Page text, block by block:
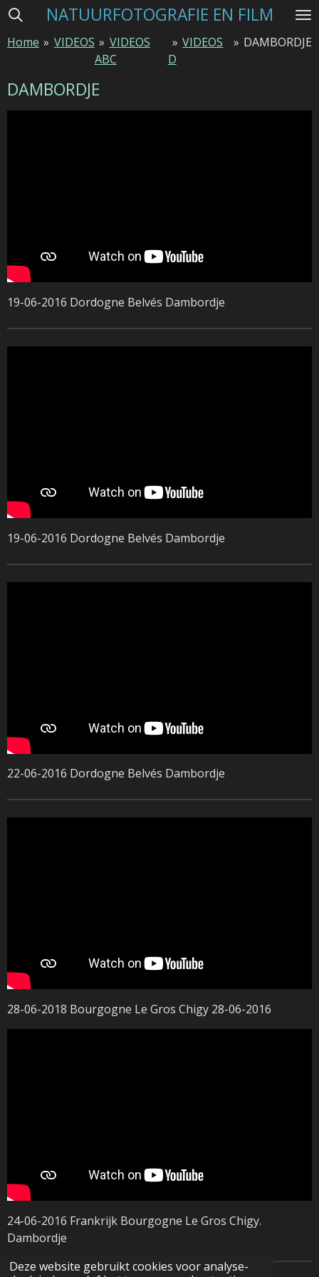
Deze website gebruikt cookies voor analyse-
Ga
naar
hoofdinhoud
NATUURFOTOGRAFIE EN FILM
Home » VIDEOS » VIDEOS
ABC
» VIDEOS
D
» DAMBORDJE
DAMBORDJE
19-06-2016 Dordogne Belvés Dambordje
19-06-2016 Dordogne Belvés Dambordje
22-06-2016 Dordogne Belvés Dambordje
28-06-2018 Bourgogne Le Gros Chigy 28-06-2016
24-06-2016 Frankrijk Bourgogne Le Gros Chigy.
Dambordje